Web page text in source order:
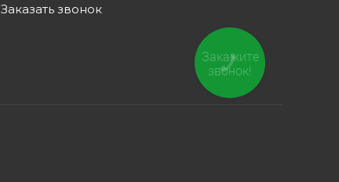
Заказать звонок
Закажите
звонок!